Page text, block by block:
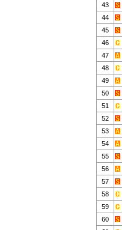
43
44
45
46
47
48
49
50
51
52
53
54
55
56
57
58
59
60